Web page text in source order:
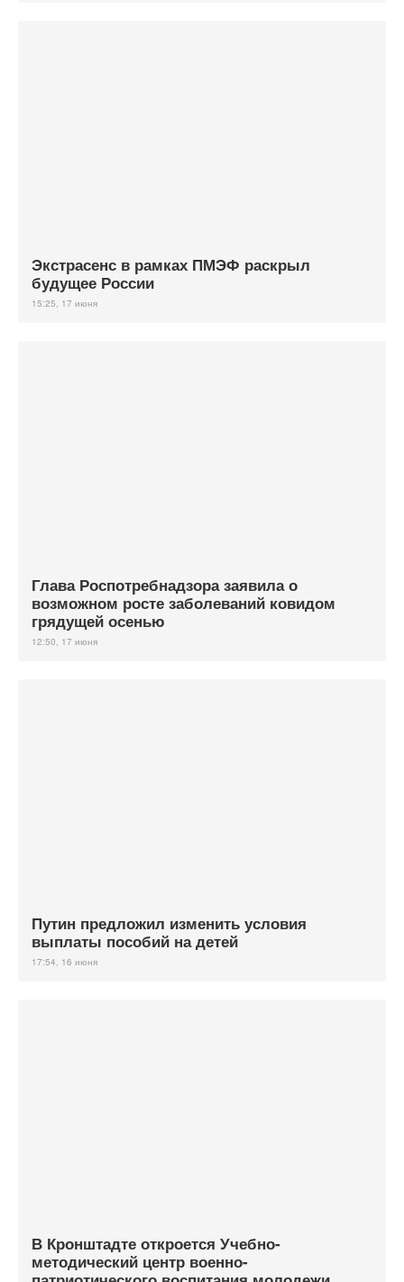
Экстрасенс в рамках ПМЭФ раскрыл
будущее России
15:25, 17 июня
Глава Роспотребнадзора заявила о
возможном росте заболеваний ковидом
грядущей осенью
12:50, 17 июня
Путин предложил изменить условия
выплаты пособий на детей
17:54, 16 июня
В Кронштадте откроется Учебно-
методический центр военно-